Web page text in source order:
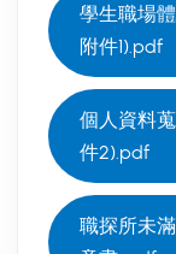
學生職場
附件1).pdf
個人資料
件2).pdf
職探所未